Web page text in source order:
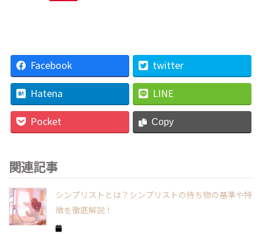
Facebook
twitter
Hatena
LINE
Pocket
Copy
関連記事
シンプリストとは？シンプリストの持ち物の基準や特
徴を徹底解説！